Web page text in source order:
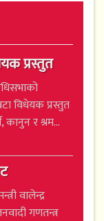
प्रस्तुत
विधेयक प्रस्तुत
र श्रम...
वालेन्द्र
गणतन्त्र